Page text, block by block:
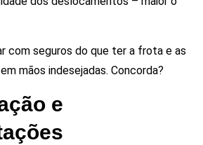
com seguros do que ter a frota e as
mãos indesejadas. Concorda?
e